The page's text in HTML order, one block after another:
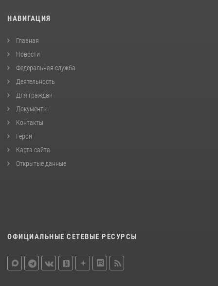
НАВИГАЦИЯ
Главная
Новости
Федеральная служба
Деятельность
Для граждан
Документы
Контакты
Герои
Карта сайта
Открытые данные
ОФИЦИАЛЬНЫЕ СЕТЕВЫЕ РЕСУРСЫ